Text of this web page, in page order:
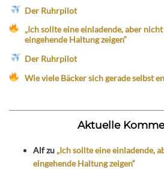
Der Ruhrpilot
„Ich sollte eine einladende, aber
eingehende Haltung zeigen“
Der Ruhrpilot
Wie viele Bäcker sich gerade selbst
Aktuelle
Alfzu „Ich sollte eine einladende,
eingehende Haltung zeigen“